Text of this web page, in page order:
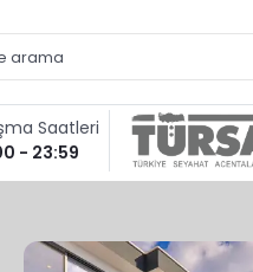
Saatleri
- 23:59